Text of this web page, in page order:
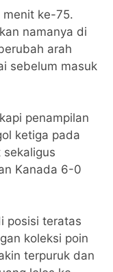
menit ke-75.
namanya di
arah
sebelum masuk
penampilan
ketiga pada
Kanada 6-0
posisi teratas
koleksi poin
terpuruk dan